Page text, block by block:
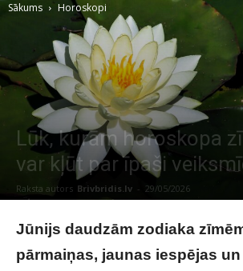
Sākums Horoskopi
Lūk, kurām horoskopa
var kļūt par īpaši
Raksta autors Brivbridis.lv - 29/05/2026
Jūnijs daudzām zodiaka
pārmaiņas, jaunas iespējas